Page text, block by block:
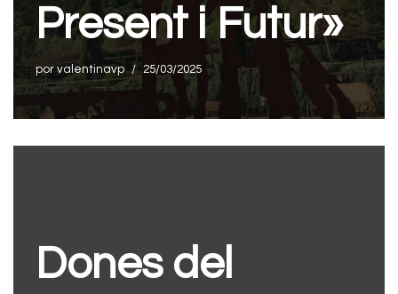
Present i Futur»
por valentinavp 25/03/2025
Dones del